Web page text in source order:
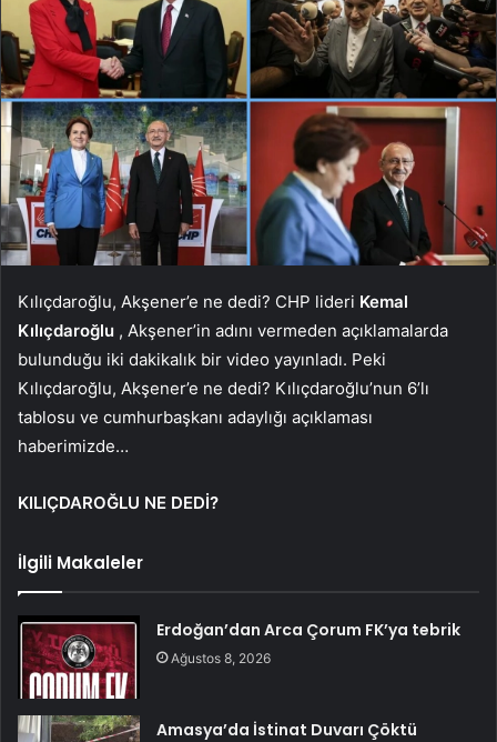
Kılıçdaroğlu, Akşener’e ne dedi? CHP lideri Kemal
Kılıçdaroğlu , Akşener’in adını vermeden açıklamalarda
bulunduğu iki dakikalık bir video yayınladı. Peki
Kılıçdaroğlu, Akşener’e ne dedi? Kılıçdaroğlu’nun 6’lı
tablosu ve cumhurbaşkanı adaylığı açıklaması
haberimizde…
KILIÇDAROĞLU NE DEDİ?
İlgili Makaleler
Erdoğan’dan Arca Çorum FK’ya tebrik
Ağustos 8, 2026
Amasya’da İstinat Duvarı Çöktü